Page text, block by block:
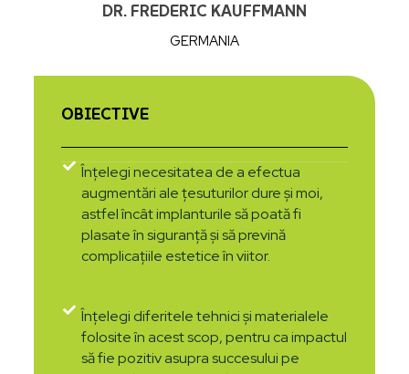
DR. FREDERIC KAUFFMANN
GERMANIA
OBIECTIVE
Înțelegi necesitatea de a efectua
augmentări ale țesuturilor dure și moi,
astfel încât implanturile să poată fi
plasate în siguranță și să prevină
complicațiile estetice în viitor.
Înțelegi diferitele tehnici și materialele
folosite în acest scop, pentru ca impactul
să fie pozitiv asupra succesului pe